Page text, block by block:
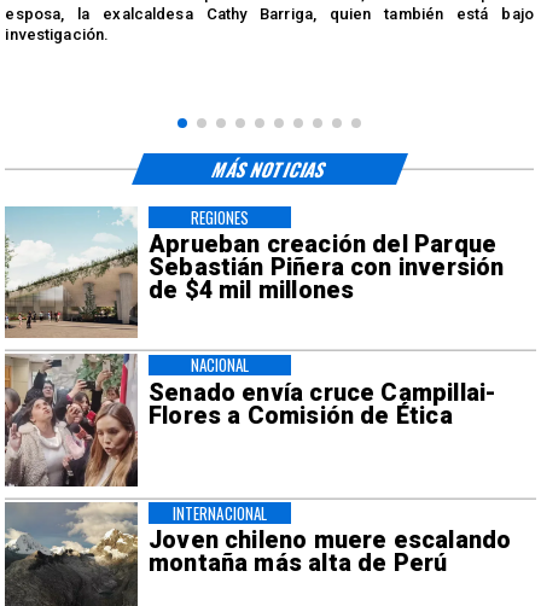
esposa, la exalcaldesa Cathy Barriga, quien también está bajo
investigación.
Aprueban creación del Parque
Sebastián Piñera con inversión
de $4 mil millones
REGIONES
Senado envía cruce Campillai-
Flores a Comisión de Ética
NACIONAL
Joven chileno muere escalando
montaña más alta de Perú
INTERNACIONAL
MÁS NOTICIAS